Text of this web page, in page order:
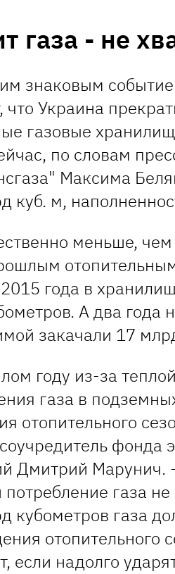
газа - не
знаковым
что Украина
газовые
по словам
Максима
куб. м,
меньше,
года в
А два года
закачали 17
году из-за
газа в
отопительного
фонда
Дмитрий Марунич.
газа
кубометров газа
отопительного
если надолго